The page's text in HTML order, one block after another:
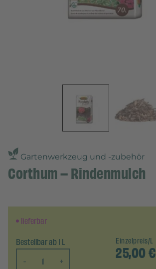
Gartenwerkzeug und -zubehör
Corthum – Rindenmulch
lieferbar
Bestellbar ab 1 L
-
+
Einzelpreis/L
25,00€